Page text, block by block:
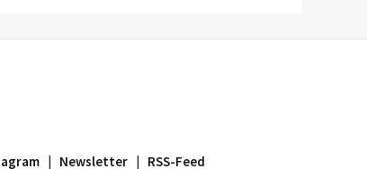
| Newsletter | RSS-Feed